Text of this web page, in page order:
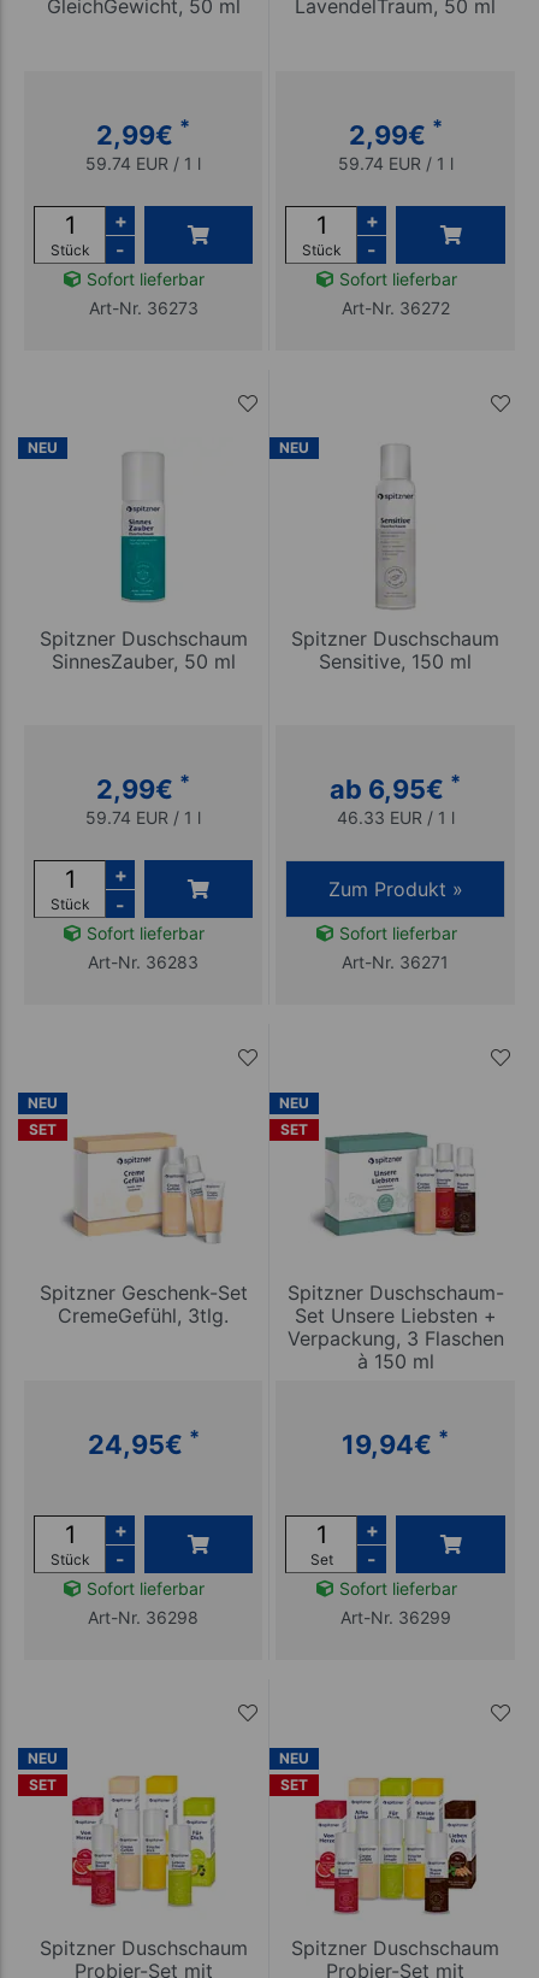
GleichGewicht, 50 ml
2,99€ *
59.74 EUR / 1 l
Stück
+
-
Sofort lieferbar
Art-Nr. 36273
LavendelTraum, 50 ml
2,99€ *
59.74 EUR / 1 l
Stück
+
-
Sofort lieferbar
Art-Nr. 36272
NEU
Spitzner Duschschaum
SinnesZauber, 50 ml
2,99€ *
59.74 EUR / 1 l
Stück
+
-
Sofort lieferbar
Art-Nr. 36283
NEU
Spitzner Duschschaum
Sensitive, 150 ml
ab 6,95€ *
46.33 EUR / 1 l
Zum Produkt »
Sofort lieferbar
Art-Nr. 36271
NEU
SET
Spitzner Geschenk-Set
CremeGefühl, 3tlg.
24,95€ *
Stück
+
-
Sofort lieferbar
Art-Nr. 36298
NEU
SET
Spitzner Duschschaum-
Set Unsere Liebsten +
Verpackung, 3 Flaschen
à 150 ml
19,94€ *
Set
+
-
Sofort lieferbar
Art-Nr. 36299
NEU
SET
Spitzner Duschschaum
Probier-Set mit
NEU
SET
Spitzner Duschschaum
Probier-Set mit